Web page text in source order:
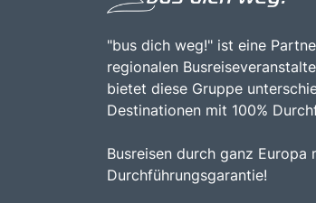
"bus dich weg!" ist eine
regionalen
bietet diese Gruppe
Destinationen mit 100%
Busreisen durch ganz Europa
Durchführungsgarantie!